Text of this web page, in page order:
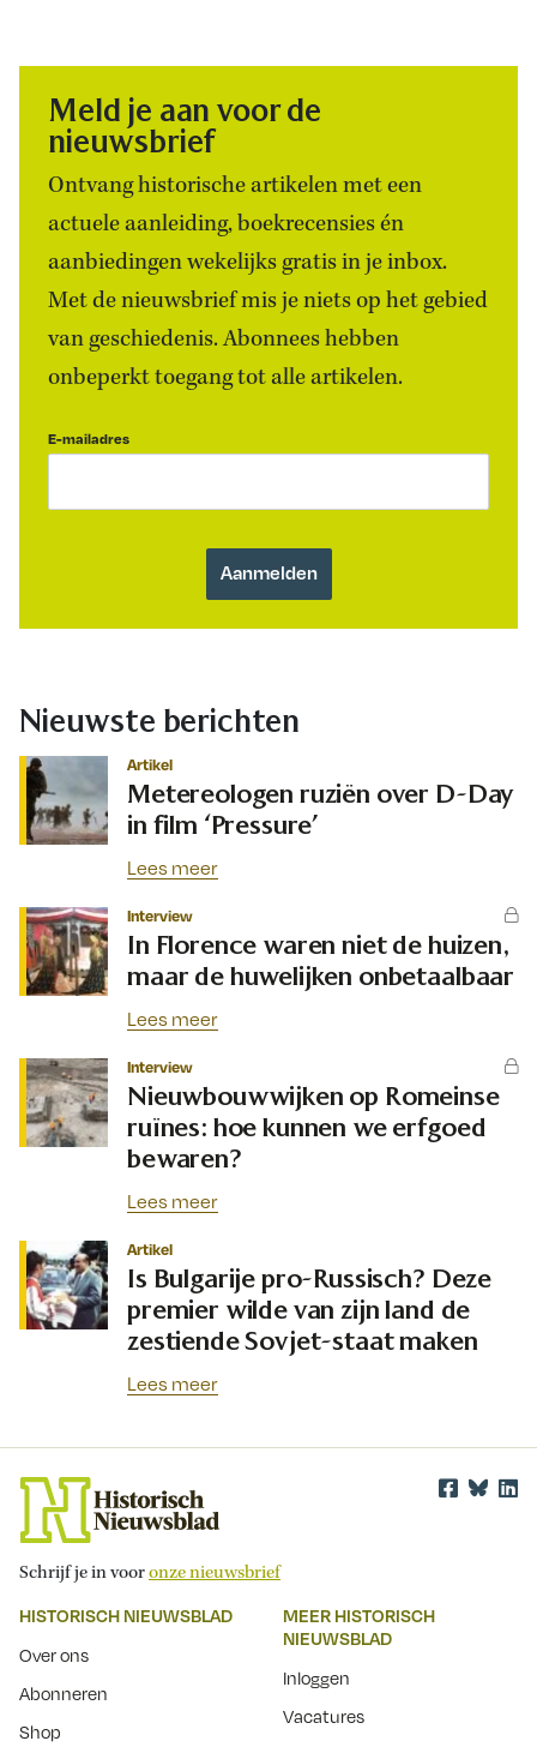
Meld je aan voor de
nieuwsbrief
Ontvang historische artikelen met een
actuele aanleiding, boekrecensies én
aanbiedingen wekelijks gratis in je inbox.
Met de nieuwsbrief mis je niets op het gebied
van geschiedenis. Abonnees hebben
onbeperkt toegang tot alle artikelen.
E-mailadres
Nieuwste berichten
Artikel
Metereologen ruziën over D-Day
in film ‘Pressure’
Lees meer
Interview
In Florence waren niet de huizen,
maar de huwelijken onbetaalbaar
Lees meer
Interview
Nieuwbouwwijken op Romeinse
ruïnes: hoe kunnen we erfgoed
bewaren?
Lees meer
Artikel
Is Bulgarije pro-Russisch? Deze
premier wilde van zijn land de
zestiende Sovjet-staat maken
Lees meer
Schrijf je in vooronze nieuwsbrief
HISTORISCH NIEUWSBLAD
Over ons
Abonneren
Shop
MEER HISTORISCH
NIEUWSBLAD
Inloggen
Vacatures